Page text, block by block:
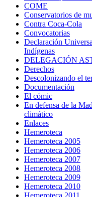
COME
Conservatorios de
Contra Coca-Cola
Convocatorias
Declaración
Indígenas
DELEGACIÓN
Derechos
Descolonizando el
Documentación
El cómic
En defensa de la
climático
Enlaces
Hemeroteca
Hemeroteca 2005
Hemeroteca 2006
Hemeroteca 2007
Hemeroteca 2008
Hemeroteca 2009
Hemeroteca 2010
Hemeroteca 2011